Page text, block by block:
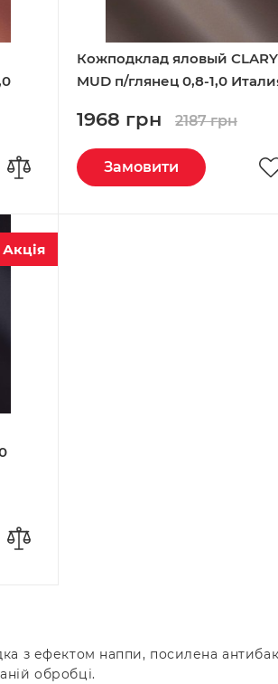
Кожподклад яловый
MUD п/глянец 0,8-1,0
1968 грн 2187 грн
Замовити
Акція
з ефектом наппи, посилена
обробці.